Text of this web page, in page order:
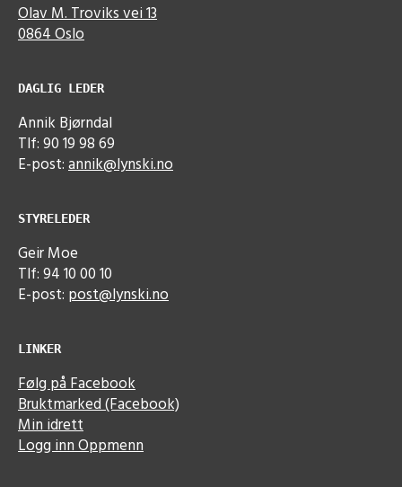
Olav M. Troviks vei 13
0864 Oslo
DAGLIG LEDER
Annik Bjørndal
Tlf: 90 19 98 69
E-post:annik@lynski.no
STYRELEDER
Geir Moe
Tlf: 94 10 00 10
E-post: post@lynski.no
LINKER
Følg på Facebook
Bruktmarked (Facebook)
Min idrett
Logg inn Oppmenn